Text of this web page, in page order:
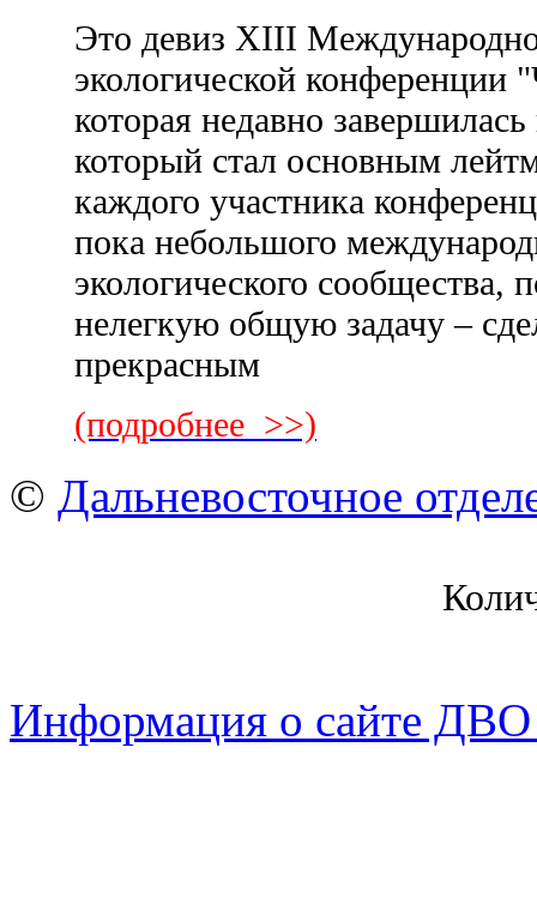
Это девиз XIII
экологической конференции
которая недавно
который стал основным
каждого участника
пока небольшого
экологического сообщества,
нелегкую общую задачу –
прекрасным
(подробнее >>)
© Дальневосточное
Информация о сайте